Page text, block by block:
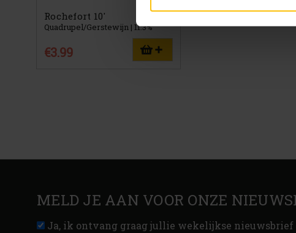
Rochefort 10'
Quadrupel/Gerstewijn | 11.3%
€3.99
MELD JE AAN VOOR ONZE
Ja, ik ontvang graag jullie wekelijkse